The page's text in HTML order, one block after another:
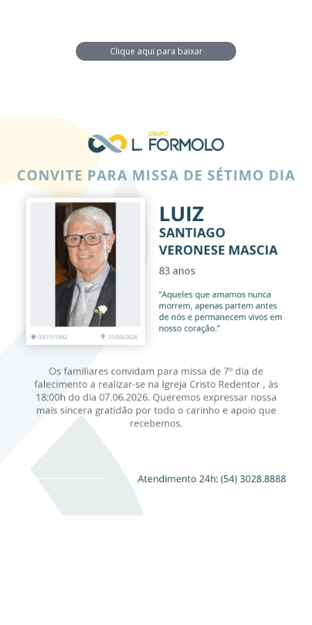
Clique aqui para baixar